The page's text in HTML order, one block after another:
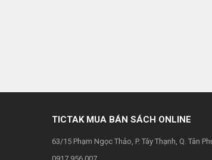
TICTAK MUA BÁN SÁCH ONLINE
63/15 Phạm Ngọc Thảo, P. Tây Thạnh, Q. Tân